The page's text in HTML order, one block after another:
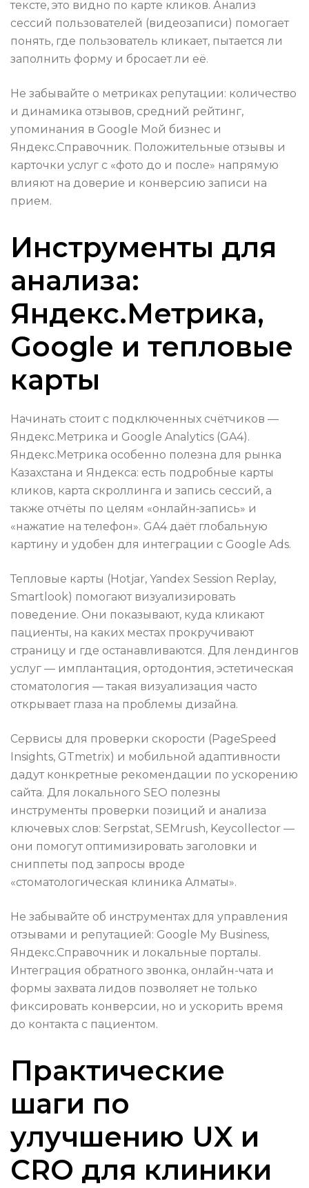
тексте, это видно по карте кликов. Анализ
сессий пользователей (видеозаписи) помогает
понять, где пользователь кликает, пытается ли
заполнить форму и бросает ли её.
Не забывайте о метриках репутации: количество
и динамика отзывов, средний рейтинг,
упоминания в Google Мой бизнес и
Яндекс.Справочник. Положительные отзывы и
карточки услуг с «фото до и после» напрямую
влияют на доверие и конверсию записи на
прием.
Инструменты для
анализа:
Яндекс.Метрика,
Google и тепловые
карты
Начинать стоит с подключенных счётчиков —
Яндекс.Метрика и Google Analytics (GA4).
Яндекс.Метрика особенно полезна для рынка
Казахстана и Яндекса: есть подробные карты
кликов, карта скроллинга и запись сессий, а
также отчёты по целям «онлайн‑запись» и
«нажатие на телефон». GA4 даёт глобальную
картину и удобен для интеграции с Google Ads.
Тепловые карты (Hotjar, Yandex Session Replay,
Smartlook) помогают визуализировать
поведение. Они показывают, куда кликают
пациенты, на каких местах прокручивают
страницу и где останавливаются. Для лендингов
услуг — имплантация, ортодонтия, эстетическая
стоматология — такая визуализация часто
открывает глаза на проблемы дизайна.
Сервисы для проверки скорости (PageSpeed
Insights, GTmetrix) и мобильной адаптивности
дадут конкретные рекомендации по ускорению
сайта. Для локального SEO полезны
инструменты проверки позиций и анализа
ключевых слов: Serpstat, SEMrush, Keycollector —
они помогут оптимизировать заголовки и
сниппеты под запросы вроде
«стоматологическая клиника Алматы».
Не забывайте об инструментах для управления
отзывами и репутацией: Google My Business,
Яндекс.Справочник и локальные порталы.
Интеграция обратного звонка, онлайн-чата и
формы захвата лидов позволяет не только
фиксировать конверсии, но и ускорить время
до контакта с пациентом.
Практические
шаги по
улучшению UX и
CRO для клиники